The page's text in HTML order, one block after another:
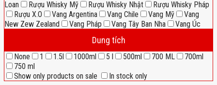
Loan Rượu Whisky Mỹ Rượu Whisky Nhật
Rượu Whisky Pháp
Rượu X.O
Vang Argentina Vang Chile Vang Mỹ
Vang
New Zew Zealand
Vang Pháp Vang Tây Ban Nha Vang Úc
Dung tích
None 1 1.5l 1000ml 5 l 500ml 700 ML
700ml
750 ml
Show only products on sale
In stock only